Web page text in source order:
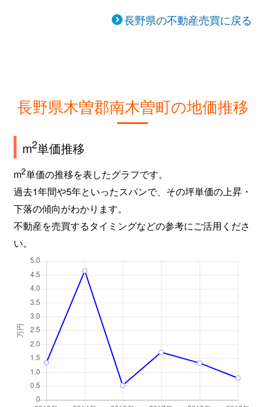
長野県の不動産売買に戻る
長野県木曽郡南木曽町の地価推移
m2単価推移
m2単価の推移を表したグラフです。
過去1年間や5年といったスパンで、その坪単価の上昇・
下落の傾向がわかります。
不動産を売買するタイミングなどの参考にご活用くださ
い。